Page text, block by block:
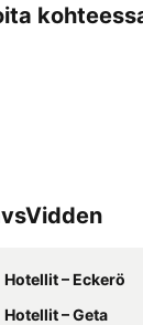
Hotellit – Eckerö
Hotellit – Geta